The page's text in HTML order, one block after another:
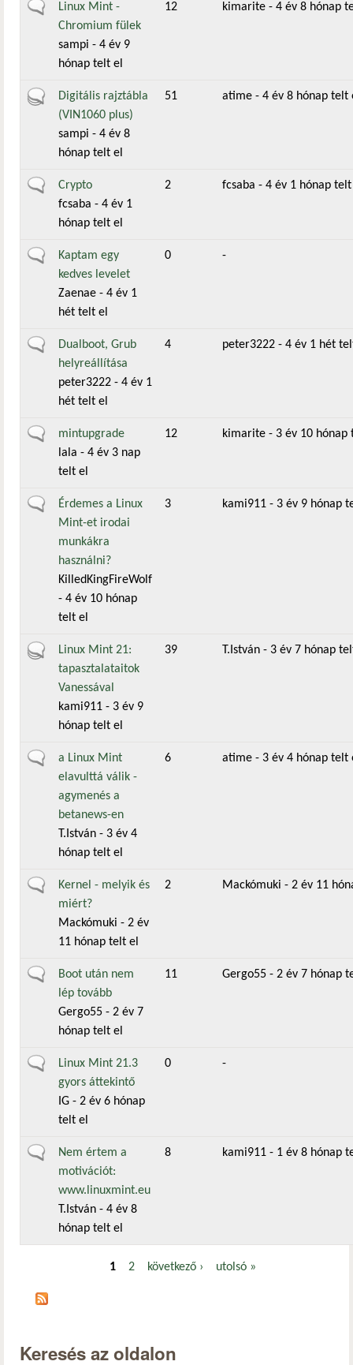
Általános téma
Linux Mint -
Chromium fülek
sampi - 4 év 9
hónap telt el
12 kimarite - 4 év 8 hónap
Aktív témaDigitális rajztábla
(VIN1060 plus)
sampi - 4 év 8
hónap telt el
51 atime - 4 év 8 hónap telt
Általános téma
Crypto
fcsaba - 4 év 1
hónap telt el
2 fcsaba - 4 év 1 hónap
Általános téma
Kaptam egy
kedves levelet
Zaenae - 4 év 1
hét telt el
0 -
Általános téma
Dualboot, Grub
helyreállítása
peter3222 - 4 év 1
hét telt el
4 peter3222 - 4 év 1 hét
Általános téma
mintupgrade
lala - 4 év 3 nap
telt el
12 kimarite - 3 év 10 hónap
Általános téma
Érdemes a Linux
Mint-et irodai
munkákra
használni?
KilledKingFireWolf
- 4 év 10 hónap
telt el
3 kami911 - 3 év 9 hónap
Aktív témaLinux Mint 21:
tapasztalataitok
Vanessával
kami911 - 3 év 9
hónap telt el
39 T.István - 3 év 7 hónap
Általános téma
a Linux Mint
elavulttá válik -
agymenés a
betanews-en
T.István - 3 év 4
hónap telt el
6 atime - 3 év 4 hónap telt
Általános téma
Kernel - melyik és
miért?
Mackómuki - 2 év
11 hónap telt el
2 Mackómuki - 2 év 11
Általános téma
Boot után nem
lép tovább
Gergo55 - 2 év 7
hónap telt el
11 Gergo55 - 2 év 7 hónap
Általános téma
Linux Mint 21.3
gyors áttekintő
IG - 2 év 6 hónap
telt el
0 -
Általános téma
Nem értem a
motivációt:
www.linuxmint.eu
T.István - 4 év 8
hónap telt el
8 kami911 - 1 év 8 hónap
Oldalak
1 2 következő › utolsó »
Keresés az oldalon